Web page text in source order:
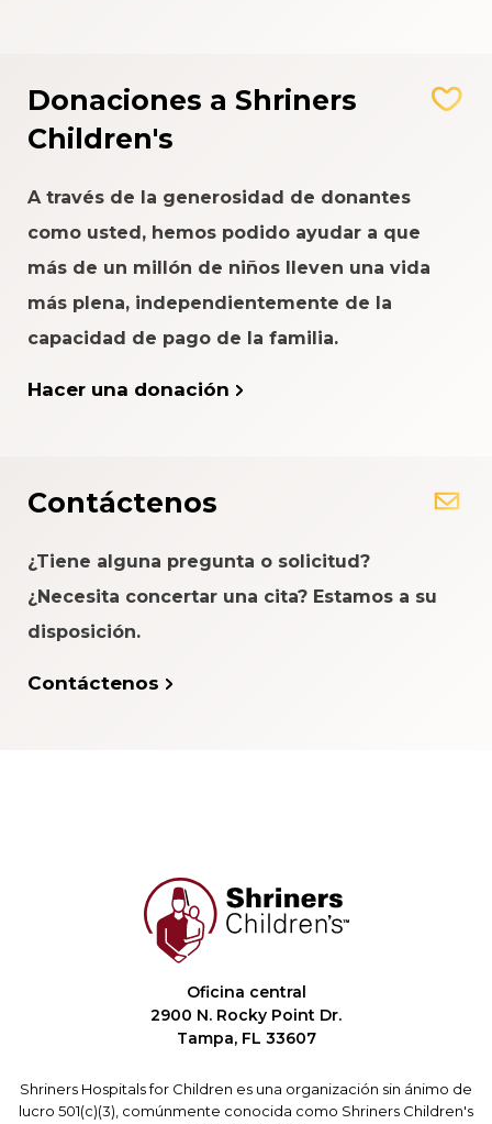
Donaciones a Shriners
Children's
A través de la generosidad de donantes
como usted, hemos podido ayudar a que
más de un millón de niños lleven una vida
más plena, independientemente de la
capacidad de pago de la familia.
Hacer una donación
Contáctenos
¿Tiene alguna pregunta o solicitud?
¿Necesita concertar una cita? Estamos a su
disposición.
Contáctenos
Oficina central
2900 N. Rocky Point Dr.
Tampa, FL 33607
Shriners Hospitals for Children es una organización sin ánimo de
lucro 501(c)(3), comúnmente conocida como Shriners Children's